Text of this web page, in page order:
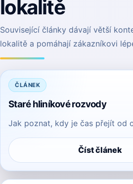
lokalitě
Související články dávají větší
lokalitě a pomáhají zákazníkovi
ČLÁNEK
Staré hliníkové rozvody
Jak poznat, kdy je čas přejít od
Číst článek